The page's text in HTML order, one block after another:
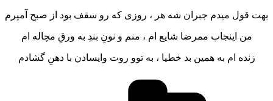
بهت قول میدم جبران شه هر ، روزی که رو سقف بود از صبح آمپرم
من اینجاب ممرضا شایع ام ، منم و نونِ بندِ به ورقِ مچاله ام
زنده ام به همین بد خطیا ، به توو روت وایسادن با دهنِ گشادم